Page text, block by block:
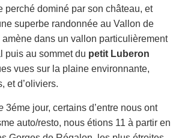
perché dominé par son château, et
superbe randonnée au Vallon de
dans un vallon particulièrement
puis au sommet du petit Luberon
vues sur la plaine environnante,
et d’oliviers.
3éme jour, certains d’entre nous ont
auto/resto, nous étions 11 à partir en